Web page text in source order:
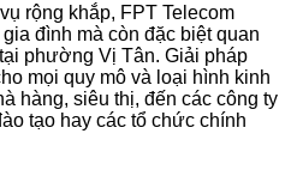
rộng khắp, FPT Telecom
đình mà còn đặc biệt quan
phường Vị Tân. Giải pháp
mọi quy mô và loại hình kinh
hàng, siêu thị, đến các công ty
tạo hay các tổ chức chính